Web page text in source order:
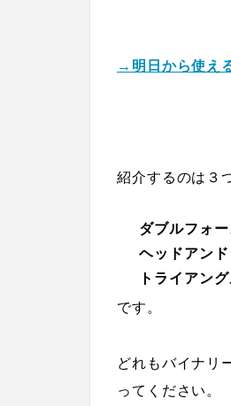
→明日から使え
紹介するのは３
ダブルフォ
ヘッドアン
トライアン
です。
どれもバイナリ
ってください。